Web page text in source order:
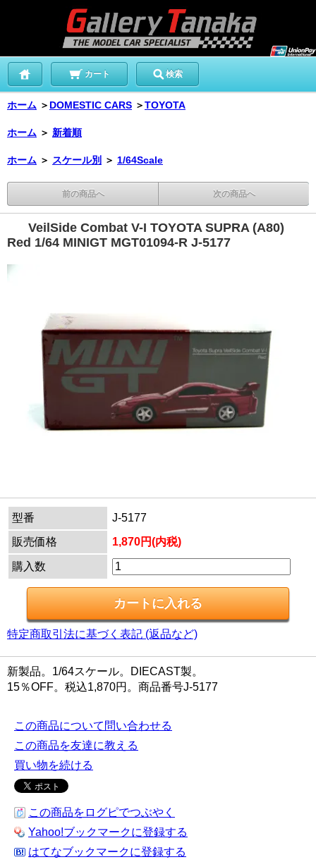
カート 検索
ホーム ＞ DOMESTIC CARS ＞TOYOTA
ホーム ＞ 新着順
ホーム ＞ スケール別 ＞ 1/64Scale
前の商品へ 次の商品へ
VeilSide Combat V-I TOYOTA SUPRA (A80)
Red 1/64 MINIGT MGT01094-R J-5177
型番
J-5177
販売価格
1,870円(内税)
購入数
特定商取引法に基づく表記 (返品など)
新製品。1/64スケール。DIECAST製。
15％OFF。税込1,870円。商品番号J-5177
この商品について問い合わせる
この商品を友達に教える
買い物を続ける
この商品をログピでつぶやく
Yahoo!ブックマークに登録する
はてなブックマークに登録する